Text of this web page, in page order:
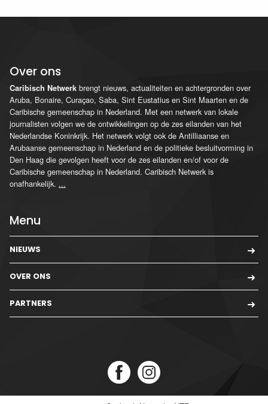
Over ons
Caribisch Netwerk brengt nieuws, actualiteiten en achtergronden over
Aruba, Bonaire, Curaçao, Saba, Sint Eustatius en Sint Maarten en de
Caribische gemeenschap in Nederland. Met een netwerk van lokale
journalisten volgen we de ontwikkelingen op de zes eilanden van het
Nederlandse Koninkrijk. Het netwerk volgt ook de Antilliaanse en
Arubaanse gemeenschap in Nederland en de politieke besluitvorming in
Den Haag die gevolgen heeft voor de zes eilanden en/of voor de
Caribische gemeenschap in Nederland. Caribisch Netwerk is
onafhankelijk. ...
Menu
NIEUWS
OVER ONS
PARTNERS